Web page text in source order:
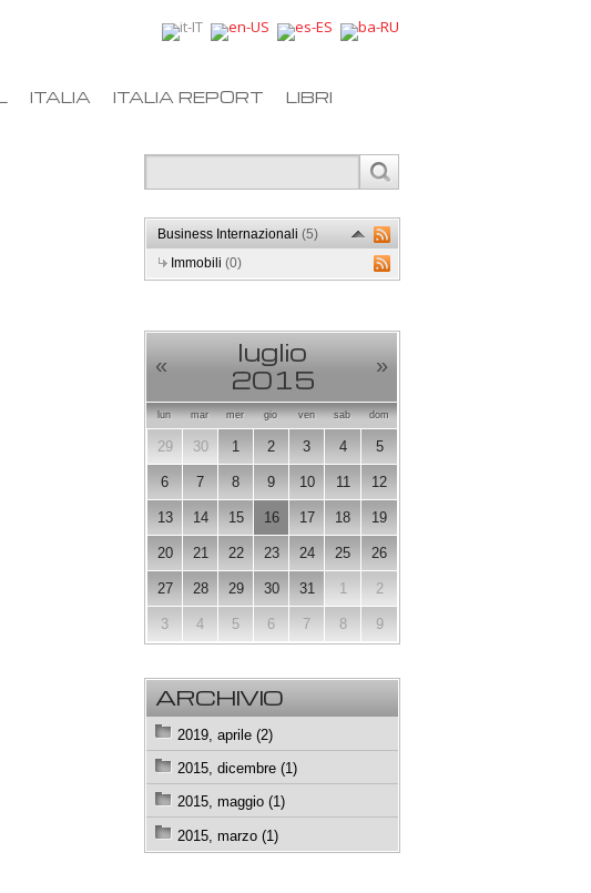
ITALIA ITALIA REPORT LIBRI
Business Internazionali(5)
Immobili(0)
«
luglio
2015
»
lun mar mer gio ven sab dom
29 30 1 2 3 4 5
6 7 8 9 10 11 12
13 14 15 16 17 18 19
20 21 22 23 24 25 26
27 28 29 30 31 1 2
3 4 5 6 7 8 9
ARCHIVIO
2019, aprile (2)
2015, dicembre (1)
2015, maggio (1)
2015, marzo (1)